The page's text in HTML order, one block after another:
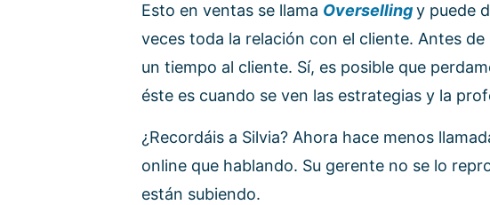
Esto en ventas se llama Oversellingy puede
veces toda la relación con el cliente. Antes
un tiempo al cliente. Sí, es posible que
éste es cuando se ven las estrategias y la
¿Recordáis a Silvia? Ahora hace menos
online que hablando. Su gerente no se lo
están subiendo.